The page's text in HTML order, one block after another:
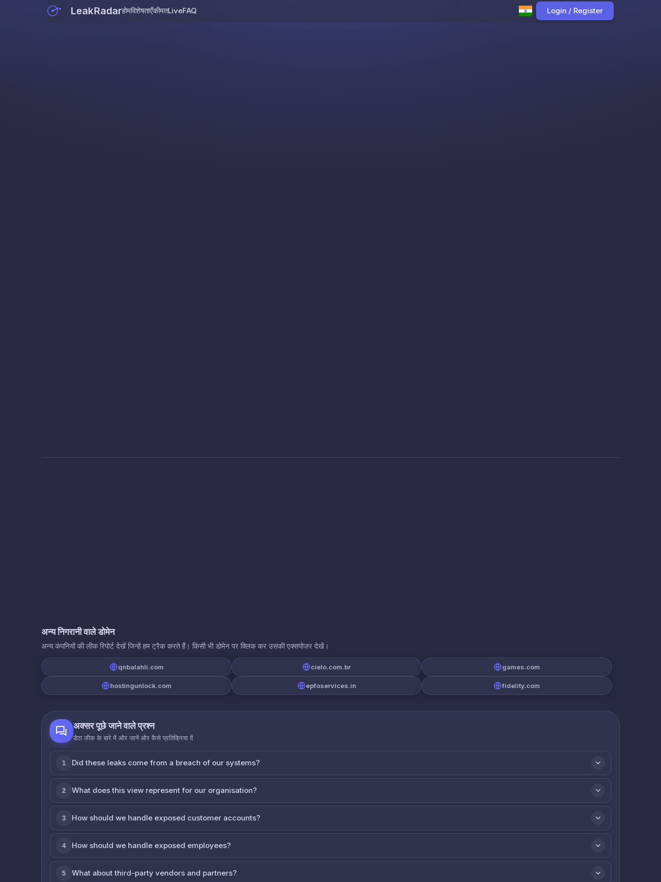
LeakRadarहोमविशेषताएँकीमतLiveFAQ Login / Register
अन्य निगरानी वाले डोमेन
अन्य कंपनियों की लीक रिपोर्ट देखें जिन्हें हम ट्रैक करते हैं। किसी भी डोमेन पर क्लिक कर उसकी एक्सपोज़र देखें।
qnbalahli.com cielo.com.br games.com
hostingunlock.com epfoservices.in fidelity.com
अक्सर पूछे जाने वाले प्रश्न
डेटा लीक के बारे में और जानें और कैसे प्रतिक्रिया दें
1 Did these leaks come from a breach of our systems?
2 What does this view represent for our organisation?
3 How should we handle exposed customer accounts?
4 How should we handle exposed employees?
5 What about third-party vendors and partners?